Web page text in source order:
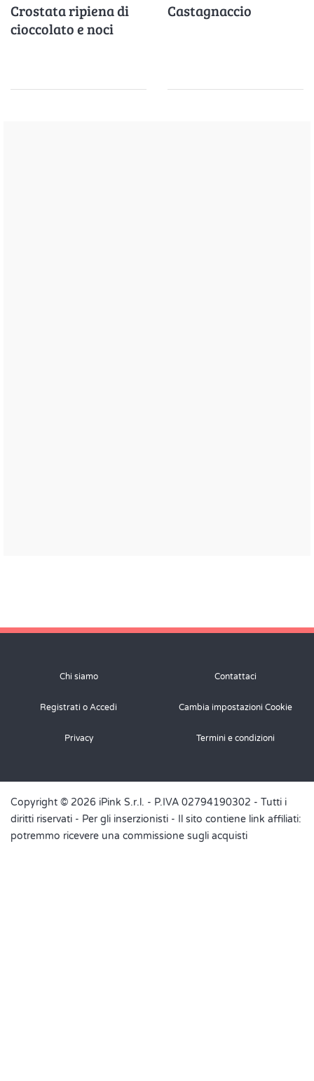
Crostata ripiena di
cioccolato e noci
Castagnaccio
Chi siamo Contattaci
Registrati o Accedi Cambia impostazioni Cookie
Privacy Termini e condizioni
Copyright © 2026 iPink S.r.l. - P.IVA 02794190302 - Tutti i
diritti riservati - Per gli inserzionisti - Il sito contiene link affiliati:
potremmo ricevere una commissione sugli acquisti